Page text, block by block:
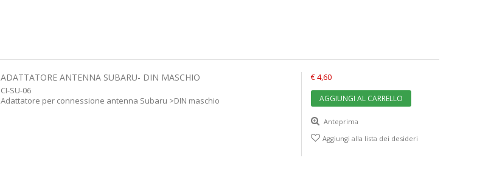
ADATTATORE ANTENNA SUBARU- DIN MASCHIO
CI-SU-06
Adattatore per connessione antenna Subaru >DIN maschio
€ 4,60
AGGIUNGI AL CARRELLO
Anteprima
Aggiungi alla lista dei desideri